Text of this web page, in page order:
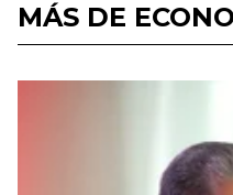
MÁS DE